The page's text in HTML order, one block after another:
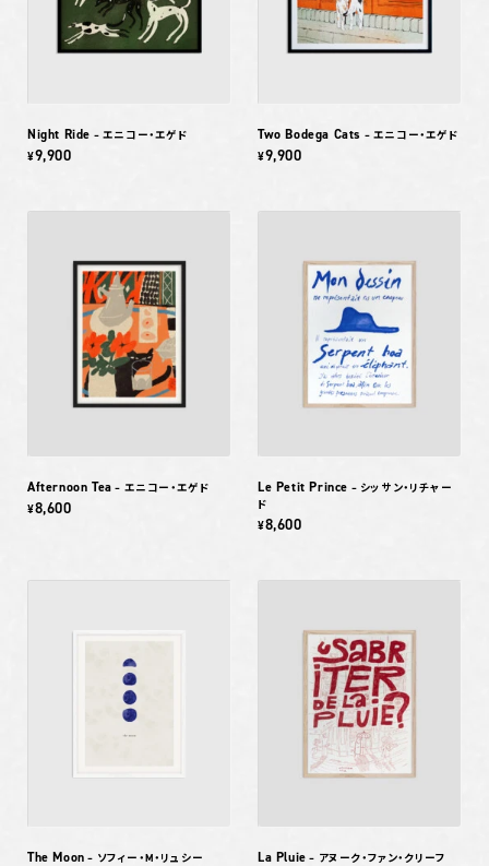
Night Ride – エニコー・エゲド
¥9,900
Two Bodega Cats – エニコー・エゲド
¥9,900
Afternoon Tea – エニコー・エゲド
¥8,600
Le Petit Prince – シッサン・リチャー
ド
¥8,600
The Moon – ソフィー・M・リュシー La Pluie – アヌーク・ファン・クリーフ